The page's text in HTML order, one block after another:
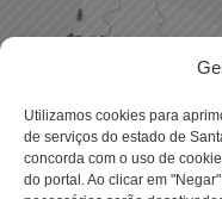
Utilizamos cookies para
de serviços do estado de
concorda com o uso de
do portal. Ao clicar em